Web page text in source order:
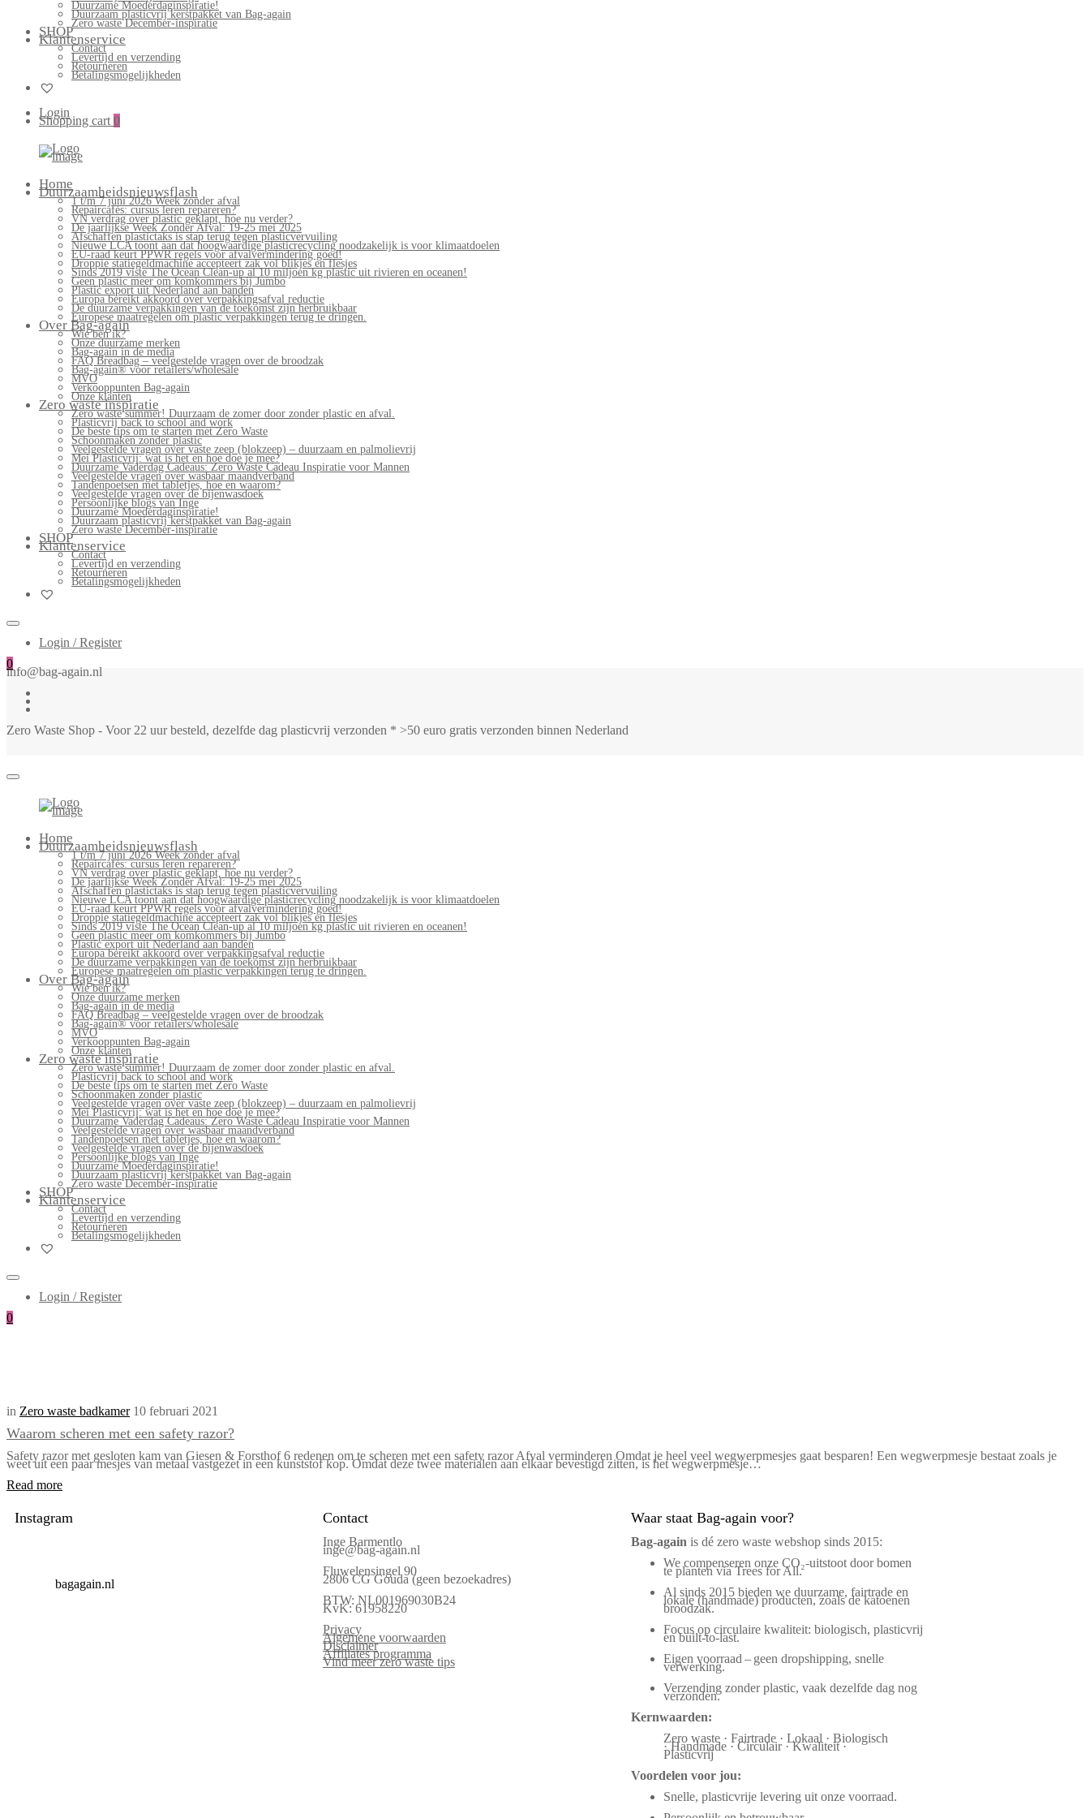
Duurzame Moederdaginspiratie!
Duurzaam plasticvrij kerstpakket van Bag-again
Zero waste December-inspiratie
SHOP
Klantenservice
Contact
Levertijd en verzending
Retourneren
Betalingsmogelijkheden
Login
Shopping cart 0
Home
Duurzaamheidsnieuwsflash
1 t/m 7 juni 2026 Week zonder afval
Repaircafés: cursus leren repareren?
VN verdrag over plastic geklapt, hoe nu verder?
De jaarlijkse Week Zonder Afval: 19-25 mei 2025
Afschaffen plastictaks is stap terug tegen plasticvervuiling
Nieuwe LCA toont aan dat hoogwaardige plasticrecycling noodzakelijk is voor klimaatdoelen
EU-raad keurt PPWR regels voor afvalvermindering goed!
Droppie statiegeldmachine accepteert zak vol blikjes en flesjes
Sinds 2019 viste The Ocean Clean-up al 10 miljoen kg plastic uit rivieren en oceanen!
Geen plastic meer om komkommers bij Jumbo
Plastic export uit Nederland aan banden
Europa bereikt akkoord over verpakkingsafval reductie
De duurzame verpakkingen van de toekomst zijn herbruikbaar
Europese maatregelen om plastic verpakkingen terug te dringen.
Over Bag-again
Wie ben ik?
Onze duurzame merken
Bag-again in de media
FAQ Breadbag – veelgestelde vragen over de broodzak
Bag-again® voor retailers/wholesale
MVO
Verkooppunten Bag-again
Onze klanten
Zero waste inspiratie
Zero waste summer! Duurzaam de zomer door zonder plastic en afval.
Plasticvrij back to school and work
De beste tips om te starten met Zero Waste
Schoonmaken zonder plastic
Veelgestelde vragen over vaste zeep (blokzeep) – duurzaam en palmolievrij
Mei Plasticvrij: wat is het en hoe doe je mee?
Duurzame Vaderdag Cadeaus: Zero Waste Cadeau Inspiratie voor Mannen
Veelgestelde vragen over wasbaar maandverband
Tandenpoetsen met tabletjes, hoe en waarom?
Veelgestelde vragen over de bijenwasdoek
Persoonlijke blogs van Inge
Duurzame Moederdaginspiratie!
Duurzaam plasticvrij kerstpakket van Bag-again
Zero waste December-inspiratie
SHOP
Klantenservice
Contact
Levertijd en verzending
Retourneren
Betalingsmogelijkheden
Login / Register
0
info@bag-again.nl
Zero Waste Shop - Voor 22 uur besteld, dezelfde dag plasticvrij verzonden * >50 euro gratis verzonden binnen Nederland
Home
Duurzaamheidsnieuwsflash
1 t/m 7 juni 2026 Week zonder afval
Repaircafés: cursus leren repareren?
VN verdrag over plastic geklapt, hoe nu verder?
De jaarlijkse Week Zonder Afval: 19-25 mei 2025
Afschaffen plastictaks is stap terug tegen plasticvervuiling
Nieuwe LCA toont aan dat hoogwaardige plasticrecycling noodzakelijk is voor klimaatdoelen
EU-raad keurt PPWR regels voor afvalvermindering goed!
Droppie statiegeldmachine accepteert zak vol blikjes en flesjes
Sinds 2019 viste The Ocean Clean-up al 10 miljoen kg plastic uit rivieren en oceanen!
Geen plastic meer om komkommers bij Jumbo
Plastic export uit Nederland aan banden
Europa bereikt akkoord over verpakkingsafval reductie
De duurzame verpakkingen van de toekomst zijn herbruikbaar
Europese maatregelen om plastic verpakkingen terug te dringen.
Over Bag-again
Wie ben ik?
Onze duurzame merken
Bag-again in de media
FAQ Breadbag – veelgestelde vragen over de broodzak
Bag-again® voor retailers/wholesale
MVO
Verkooppunten Bag-again
Onze klanten
Zero waste inspiratie
Zero waste summer! Duurzaam de zomer door zonder plastic en afval.
Plasticvrij back to school and work
De beste tips om te starten met Zero Waste
Schoonmaken zonder plastic
Veelgestelde vragen over vaste zeep (blokzeep) – duurzaam en palmolievrij
Mei Plasticvrij: wat is het en hoe doe je mee?
Duurzame Vaderdag Cadeaus: Zero Waste Cadeau Inspiratie voor Mannen
Veelgestelde vragen over wasbaar maandverband
Tandenpoetsen met tabletjes, hoe en waarom?
Veelgestelde vragen over de bijenwasdoek
Persoonlijke blogs van Inge
Duurzame Moederdaginspiratie!
Duurzaam plasticvrij kerstpakket van Bag-again
Zero waste December-inspiratie
SHOP
Klantenservice
Contact
Levertijd en verzending
Retourneren
Betalingsmogelijkheden
Login / Register
0
in Zero waste badkamer 10 februari 2021
Waarom scheren met een safety razor?
Safety razor met gesloten kam van Giesen & Forsthof 6 redenen om te scheren met een safety razor Afval verminderen Omdat je heel veel wegwerpmesjes gaat besparen! Een wegwerpmesje bestaat zoals je
weet uit een paar mesjes van metaal vastgezet in een kunststof kop. Omdat deze twee materialen aan elkaar bevestigd zitten, is het wegwerpmesje…
Read more
Instagram
bagagain.nl
Contact
Inge Barmentlo
inge@bag-again.nl
Fluwelensingel 90
2806 CG Gouda (geen bezoekadres)
BTW: NL001969030B24
KvK: 61958220
Privacy
Algemene voorwaarden
Disclaimer
Affiliates programma
Vind meer zero waste tips
Waar staat Bag-again voor?
Bag‑again is dé zero waste webshop sinds 2015:
We compenseren onze CO₂-uitstoot door bomen
te planten via Trees for All.
Al sinds 2015 bieden we duurzame, fairtrade en
lokale (handmade) producten, zoals de katoenen
broodzak.
Focus op circulaire kwaliteit: biologisch, plasticvrij
en built-to-last.
Eigen voorraad – geen dropshipping, snelle
verwerking.
Verzending zonder plastic, vaak dezelfde dag nog
verzonden.
Kernwaarden:
Zero waste · Fairtrade · Lokaal · Biologisch
· Handmade · Circulair · Kwaliteit ·
Plasticvrij
Voordelen voor jou:
Snelle, plasticvrije levering uit onze voorraad.